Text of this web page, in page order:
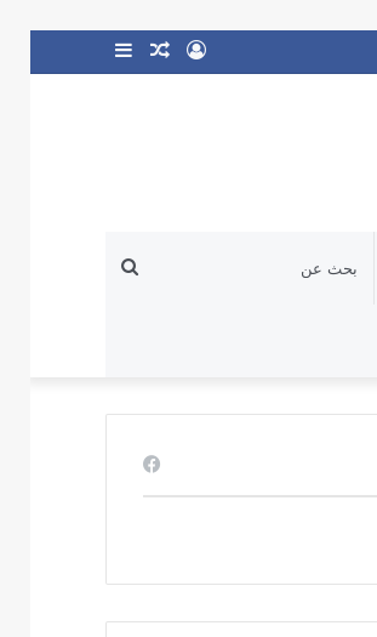
إضافةمقالتسجيل
بحث